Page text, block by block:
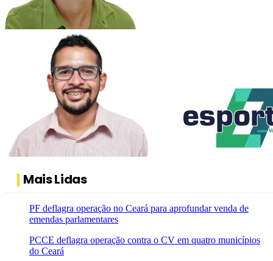
Mais Lidas
PF deflagra operação no Ceará para aprofundar venda de
emendas parlamentares
PCCE deflagra operação contra o CV em quatro municípios
do Ceará